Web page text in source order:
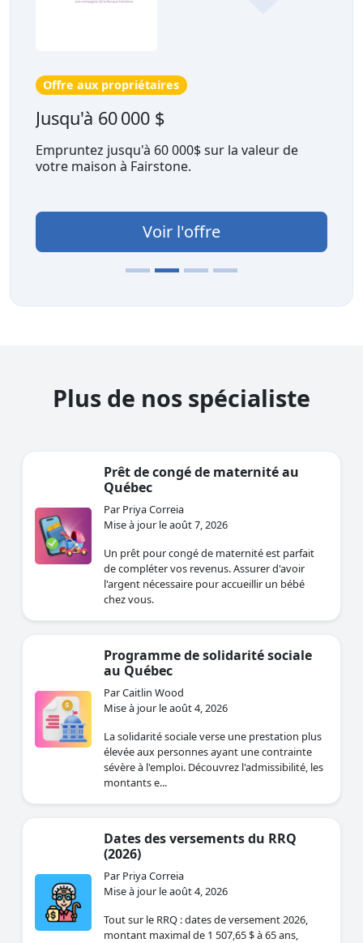
Offre aux propriétaires
Jusqu'à 60 000 $
Empruntez jusqu'à 60 000$ sur la valeur de
votre maison à Fairstone.
Voir l'offre
Plus de nos spécialiste
Prêt de congé de maternité au
Québec
Par Priya Correia
Mise à jour le août 7, 2026
Un prêt pour congé de maternité est parfait
de compléter vos revenus. Assurer d'avoir
l'argent nécessaire pour accueillir un bébé
chez vous.
Programme de solidarité sociale
au Québec
Par Caitlin Wood
Mise à jour le août 4, 2026
La solidarité sociale verse une prestation plus
élevée aux personnes ayant une contrainte
sévère à l'emploi. Découvrez l'admissibilité, les
montants e...
Dates des versements du RRQ
(2026)
Par Priya Correia
Mise à jour le août 4, 2026
Tout sur le RRQ : dates de versement 2026,
montant maximal de 1 507,65 $ à 65 ans,